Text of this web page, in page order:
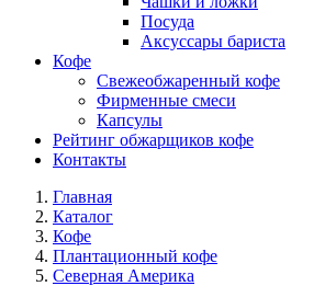
Посуда
Аксуссары бариста
Кофе
Свежеобжаренный кофе
Фирменные смеси
Капсулы
Рейтинг обжарщиков кофе
Контакты
Главная
Каталог
Кофе
Плантационный кофе
Северная Америка